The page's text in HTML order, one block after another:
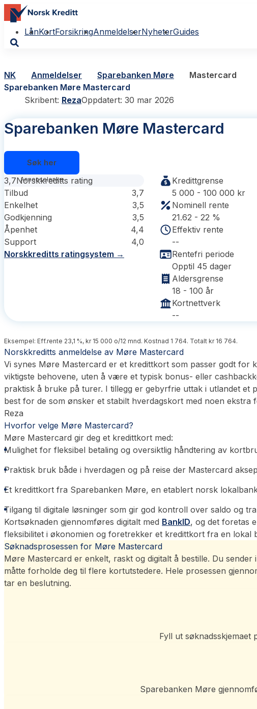
LånKortForsikringAnmeldelserNyheterGuides
NK Anmeldelser Sparebanken Møre
Mastercard
Sparebanken Møre Mastercard
Skribent: RezaOppdatert: 30 mar 2026
Sparebanken Møre Mastercard
Søk her
3,7Norskkreditts rating
Tilbud
3,7
Enkelhet
3,5
Godkjenning
3,5
Åpenhet
4,4
Support
4,0
Norskkreditts ratingsystem →
Kredittgrense
5 000 - 100 000 kr
Nominell rente
21.62 - 22 %
Effektiv rente
--
Rentefri periode
Opptil 45 dager
Aldersgrense
18 - 100 år
Kortnettverk
--
Eksempel: Eff.rente 23,1 %, kr 15 000 o/12 mnd. Kostnad 1 764. Totalt kr 16 764.
Norskkreditts anmeldelse av Møre Mastercard
Vi synes Møre Mastercard er et kredittkort som passer godt for
viktigste behovene, uten å være et typisk bonus- eller
praktisk å bruke på turer. I tillegg er gebyrfrie uttak i utlandet et
best for de som ønsker et stabilt hverdagskort med noen
Reza
Hvorfor velge Møre Mastercard?
Møre Mastercard gir deg et kredittkort med:
Mulighet for fleksibel betaling og oversiktlig håndtering av
Praktisk bruk både i hverdagen og på reise der Mastercard
Et kredittkort fra Sparebanken Møre, en etablert norsk
Tilgang til digitale løsninger som gir god kontroll over saldo og
Kortsøknaden gjennomføres digitalt med BankID, og det foretas
fleksibilitet i økonomien og foretrekker et kredittkort fra en lokal
Søknadsprosessen for Møre Mastercard
Møre Mastercard er enkelt, raskt og digitalt å bestille. Du
måtte forholde deg til flere kortutstedere. Hele prosessen
tar en beslutning.
Fyll ut søknadsskjemaet
Sparebanken Møre